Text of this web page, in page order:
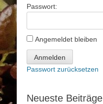
Passwort:
Angemeldet bleiben
Anmelden
Passwort zurücksetzen
Neueste Beiträge